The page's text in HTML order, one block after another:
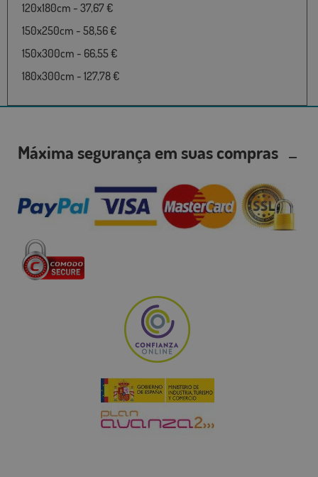
120x180cm - 37,67 €
150x250cm - 58,56 €
150x300cm - 66,55 €
180x300cm - 127,78 €
Máxima segurança em suas compras